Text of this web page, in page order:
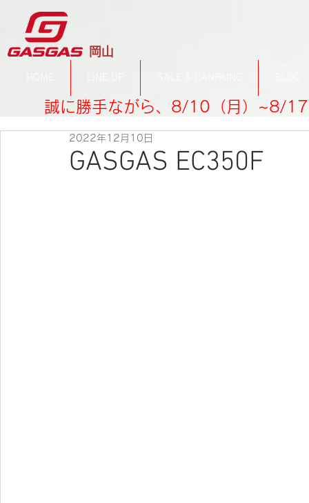
​岡山
誠に勝手ながら、8/10（月）~8/17
GASGAS EC350F
2022年12月10日